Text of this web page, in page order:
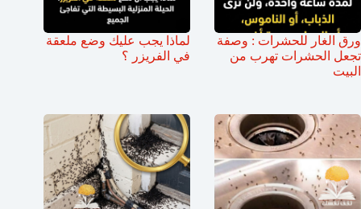
ورق الغار للحشرات : وصفة
تجعل الحشرات تهرب من
البيت
لماذا يجب عليك وضع ملعقة
في الفريزر ؟